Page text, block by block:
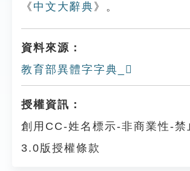
《 中文大辭典 》。
資料來源：
教育部異體字字典_𠪔
授權資訊：
創用CC-姓名標示-非商業性-禁
3.0版授權條款